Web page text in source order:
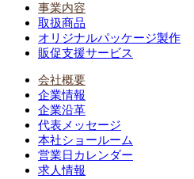
事業内容
取扱商品
オリジナルパッケージ製作
販促支援サービス
会社概要
企業情報
企業沿革
代表メッセージ
本社ショールーム
営業日カレンダー
求人情報